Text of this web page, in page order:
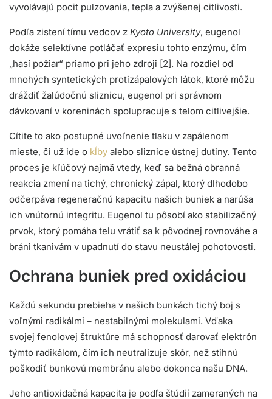
vyvolávajú pocit pulzovania, tepla a zvýšenej citlivosti.
Podľa zistení tímu vedcov z Kyoto University, eugenol
dokáže selektívne potláčať expresiu tohto enzýmu, čím
„hasí požiar“ priamo pri jeho zdroji [2]. Na rozdiel od
mnohých syntetických protizápalových látok, ktoré môžu
dráždiť žalúdočnú sliznicu, eugenol pri správnom
dávkovaní v koreninách spolupracuje s telom citlivejšie.
Cítite to ako postupné uvoľnenie tlaku v zapálenom
mieste, či už ide o kĺby alebo sliznice ústnej dutiny. Tento
proces je kľúčový najmä vtedy, keď sa bežná obranná
reakcia zmení na tichý, chronický zápal, ktorý dlhodobo
odčerpáva regeneračnú kapacitu našich buniek a narúša
ich vnútornú integritu. Eugenol tu pôsobí ako stabilizačný
prvok, ktorý pomáha telu vrátiť sa k pôvodnej rovnováhe a
bráni tkanivám v upadnutí do stavu neustálej pohotovosti.
Ochrana buniek pred oxidáciou
Každú sekundu prebieha v našich bunkách tichý boj s
voľnými radikálmi – nestabilnými molekulami. Vďaka
svojej fenolovej štruktúre má schopnosť darovať elektrón
týmto radikálom, čím ich neutralizuje skôr, než stihnú
poškodiť bunkovú membránu alebo dokonca našu DNA.
Jeho antioxidačná kapacita je podľa štúdií zameraných na